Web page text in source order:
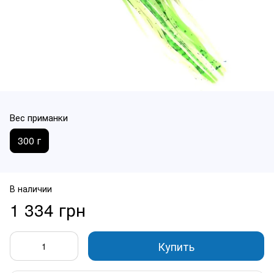
Вес приманки
300 г
В наличии
1 334 грн
Купить